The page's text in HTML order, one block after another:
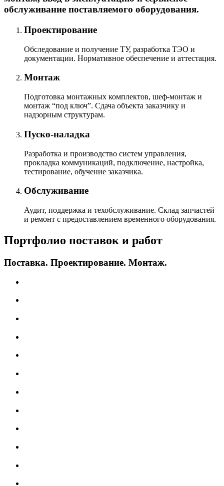
обслуживание поставляемого оборудования.
Проектирование
Обследование и получение ТУ, разработка ТЭО и
документации. Нормативное обеспечение и аттестация.
Монтаж
Подготовка монтажных комплектов, шеф-монтаж и
монтаж “под ключ”. Сдача объекта заказчику и
надзорным структурам.
Пуско-наладка
Разработка и производство систем управления,
прокладка коммуникаций, подключение, настройка,
тестирование, обучение заказчика.
Обслуживание
Аудит, поддержка и техобслуживание. Склад запчастей
и ремонт с предоставлением временного оборудования.
Портфолио поставок и работ
Поставка. Проектирование. Монтаж.